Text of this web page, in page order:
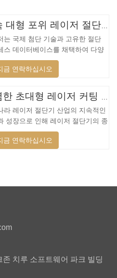
고속 대형 포위 레이저 절단기
는 국제 첨단 기술과 고유한 절단
스 데이터베이스를 채택하여 다양
에 대해 다양한 지능형 절단을 수
, 절단 표면을 최적화하고, 더 넓은
질 및 더 낮은 비용을 적용할 수 있
. 저전력에서 고출력 레이저 범위까
저 헤드는 자동으로 장애물을 피
있습니다. 레이저 헤드는 높은 동적
수행하고 장애물을 사전에 예측하
저 헤드를 최대한 보호할 수 있습
금 연락하십시오
저렴한 초대형 레이저 커팅 머신
라 레이저 절단기 산업의 지속적인
성장으로 인해 레이저 절단기의 종
점 더 많아지고 있으며 레이저 절
모델이 지속적으로 풍부해지고 있
생산에서 큰 진전이 이루어졌습니
계 요구 사항이 계속 증가함에 따
레이저 초대형 LG 시리즈
금 연락하십시오
치루 소프트웨어 파크 빌딩